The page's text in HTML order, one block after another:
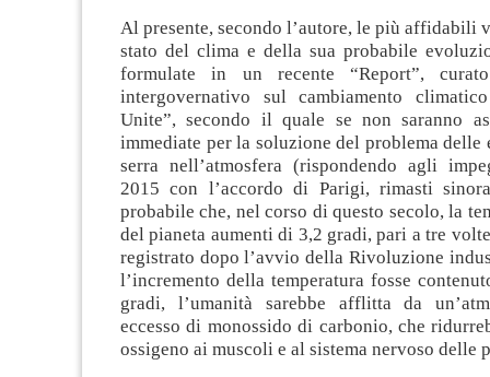
Al presente, secondo l’autore, le più affidabili
stato del clima e della sua probabile
formulate in un recente “Report”,
intergovernativo sul cambiamento
Unite”, secondo il quale se non saranno
immediate per la soluzione del problema delle
serra nell’atmosfera (rispondendo agli
2015 con l’accordo di Parigi, rimasti
probabile che, nel corso di questo secolo, la
del pianeta aumenti di 3,2 gradi, pari a tre
registrato dopo l’avvio della Rivoluzione
l’incremento della temperatura fosse
gradi, l’umanità sarebbe afflitta da
eccesso di monossido di carbonio, che
ossigeno ai muscoli e al sistema nervoso delle